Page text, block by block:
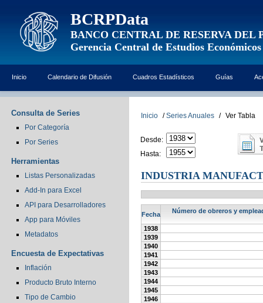
BCRPData
BANCO CENTRAL DE RESERVA DEL
Gerencia Central de Estudios Económicos
Inicio Calendario de Difusión Cuadros Estadísticos Guías
Consulta de Series
Por Categoría
Por Series
Herramientas
Listas Personalizadas
Add-In para Excel
API para Desarrolladores
App para Móviles
Metadatos
Encuesta de Expectativas
Inflación
Producto Bruto Interno
Tipo de Cambio
Inicio / Series Anuales / Ver Tabla
Desde:
Hasta:
INDUSTRIA
Fecha Número de obreros y
1938
1939
1940
1941
1942
1943
1944
1945
1946